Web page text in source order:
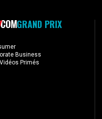
GRAND PRIX
Business
Primés